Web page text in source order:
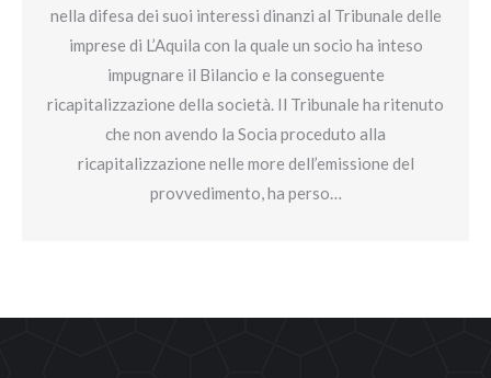
nella difesa dei suoi interessi dinanzi al Tribunale delle
imprese di L’Aquila con la quale un socio ha inteso
impugnare il Bilancio e la conseguente
ricapitalizzazione della società. Il Tribunale ha ritenuto
che non avendo la Socia proceduto alla
ricapitalizzazione nelle more dell’emissione del
provvedimento, ha perso…